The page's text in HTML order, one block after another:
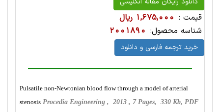
قیمت : 1,675,000 ریال
شناسه محصول: 2001890
خرید ترجمه فارسی و دانلود
Pulsatile non-Newtonian blood flow through a model of arterial
stenosis Procedia Engineering , 2013 , 7 Pages, 330 Kb, PDF